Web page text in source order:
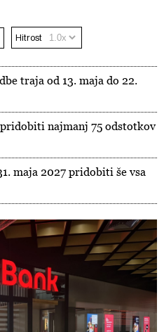
Hitrost
traja od 13. maja do 22.
najmanj 75 odstotkov
maja 2027 pridobiti še vsa